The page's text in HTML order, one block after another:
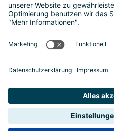
Datenschutz
Meldestelle/Hinweisgeber
Sitemap